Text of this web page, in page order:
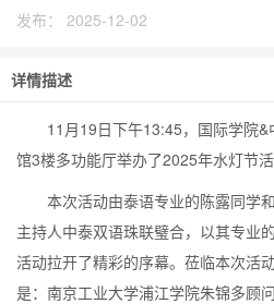
发布： 2025-12-02
详情描述
11月19日下午13:45，国际学院
馆3楼多功能厅举办了2025年水灯节活
本次活动由泰语专业的陈露同学
主持人中泰双语珠联璧合，以其专业
活动拉开了精彩的序幕。莅临本次活
是：南京工业大学浦江学院朱锦多顾